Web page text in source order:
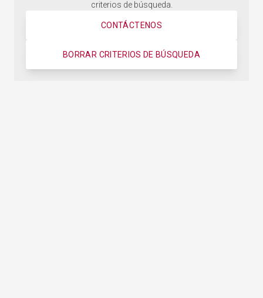
criterios de búsqueda.
CONTÁCTENOS
BORRAR CRITERIOS DE BÚSQUEDA